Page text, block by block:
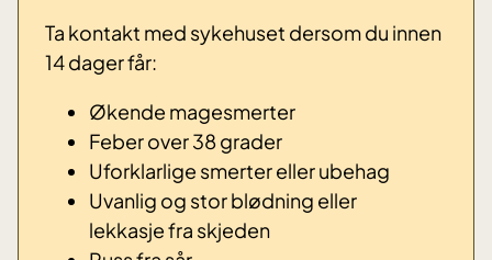
Ta kontakt med sykehuset dersom du innen
14 dager får:
Økende magesmerter
Feber over 38 grader
Uforklarlige smerter eller ubehag
Uvanlig og storblødning eller
lekkasjefra skjeden